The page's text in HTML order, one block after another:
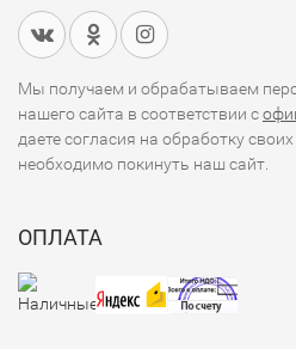
Мы получаем и обрабатываем
нашего сайта в соответствии с
даете согласия на обработку
необходимо покинуть наш сайт.
ОПЛАТА